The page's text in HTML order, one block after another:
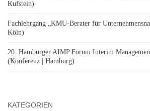
Kufstein)
Fachlehrgang „KMU-Berater für
Köln)
20. Hamburger AIMP Forum Interim
(Konferenz | Hamburg)
KATEGORIEN